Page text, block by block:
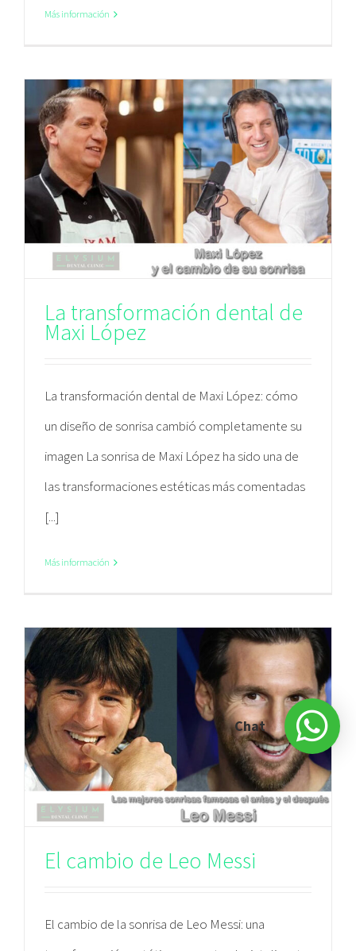
Más información
La transformación dental de
Maxi López
La transformación dental de Maxi López: cómo
un diseño de sonrisa cambió completamente su
imagen La sonrisa de Maxi López ha sido una de
las transformaciones estéticas más comentadas
[...]
Más información
El cambio de Leo Messi
El cambio de la sonrisa de Leo Messi: una
Chat